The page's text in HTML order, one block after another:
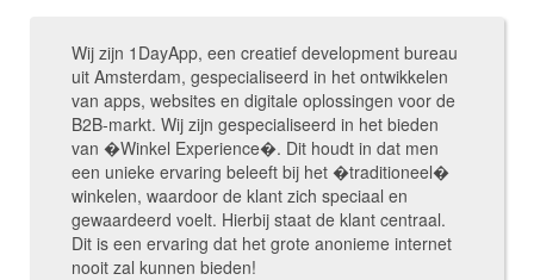
Wij zijn 1DayApp, een creatief development bureau
uit Amsterdam, gespecialiseerd in het ontwikkelen
van apps, websites en digitale oplossingen voor de
B2B-markt. Wij zijn gespecialiseerd in het bieden
van �Winkel Experience�. Dit houdt in dat men
een unieke ervaring beleeft bij het �traditioneel�
winkelen, waardoor de klant zich speciaal en
gewaardeerd voelt. Hierbij staat de klant centraal.
Dit is een ervaring dat het grote anonieme internet
nooit zal kunnen bieden!